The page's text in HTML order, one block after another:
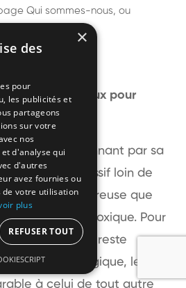
Qui sommes-nous, ou
est-il dangereux pour
est impressionnant par sa
peu agressif loin de
est plus douloureuse que
sans être plus toxique. Pour
allergique, elle reste
personne allergique, le
à celui de tout autre
×
des
pour
les publicités et
partageons
sur votre
nos
d'analyse qui
d'autres
avez fournies ou
votre utilisation
plus
REFUSER TOUT